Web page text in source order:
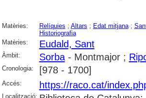
Matèries: Relíquies ; Altars ; Edat mitjana;
Historiografia
Matèries:
Eudald, Sant
Àmbit: Sorba- Montmajor ;
Cronologia: [978 - 1700]
Accés: https://raco.cat/
Localització: